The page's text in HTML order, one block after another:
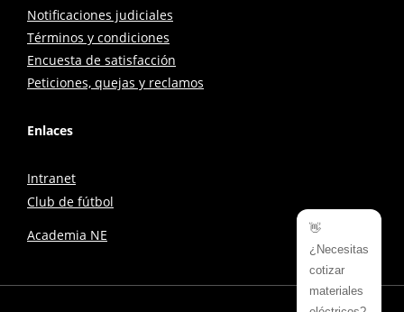
Notificaciones judiciales
Términos y condiciones
Encuesta de satisfacción
Peticiones, quejas y reclamos
Enlaces
Intranet
Club de fútbol
Academia NE
👋
¿Necesitas
cotizar
materiales